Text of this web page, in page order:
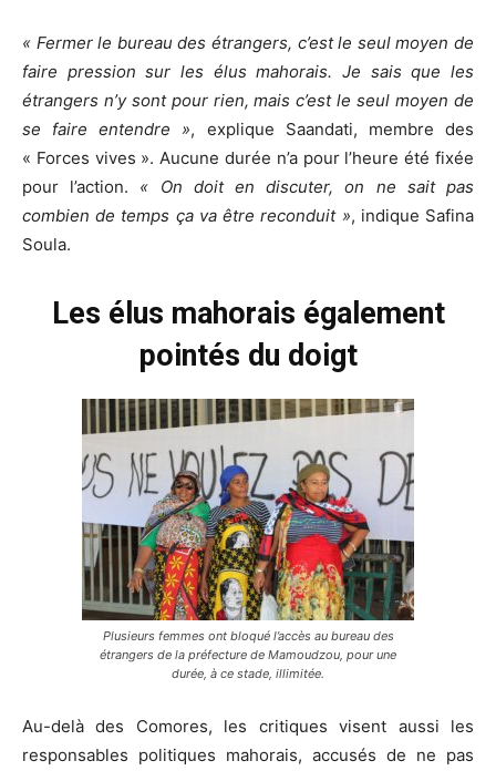
« Fermer le bureau des étrangers, c’est le seul moyen de
faire pression sur les élus mahorais. Je sais que les
étrangers n’y sont pour rien, mais c’est le seul moyen de
se faire entendre », explique Saandati, membre des
« Forces vives ». Aucune durée n’a pour l’heure été fixée
pour l’action. « On doit en discuter, on ne sait pas
combien de temps ça va être reconduit », indique Safina
Soula.
Les élus mahorais également
pointés du doigt
Plusieurs femmes ont bloqué l’accès au bureau des
étrangers de la préfecture de Mamoudzou, pour une
durée, à ce stade, illimitée.
Au-delà des Comores, les critiques visent aussi les
responsables politiques mahorais, accusés de ne pas